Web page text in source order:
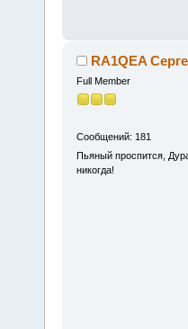
RA1QEA
Full Member
Сообщений: 181
Пьяный проспится,
никогда!